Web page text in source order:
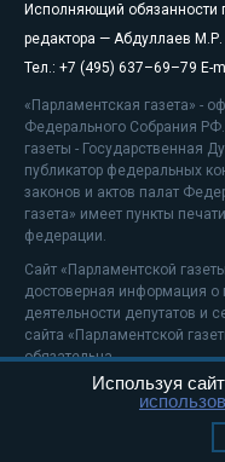
Исполняющий обязанности
редактора — Абдуллаев М.Р.
Тел.: +7 (495) 637–69–79 E-
«Парламентская газета» -
Федерального Собрания
газеты - Государственная
публикатор федеральных
законов и актов палат
газета» имеет пункты
федерации.
Сайт «Парламентской
достоверная информация о
деятельности депутатов и
сайта «Парламентской
обязательна.
На информационном
Положение о защите
Используя